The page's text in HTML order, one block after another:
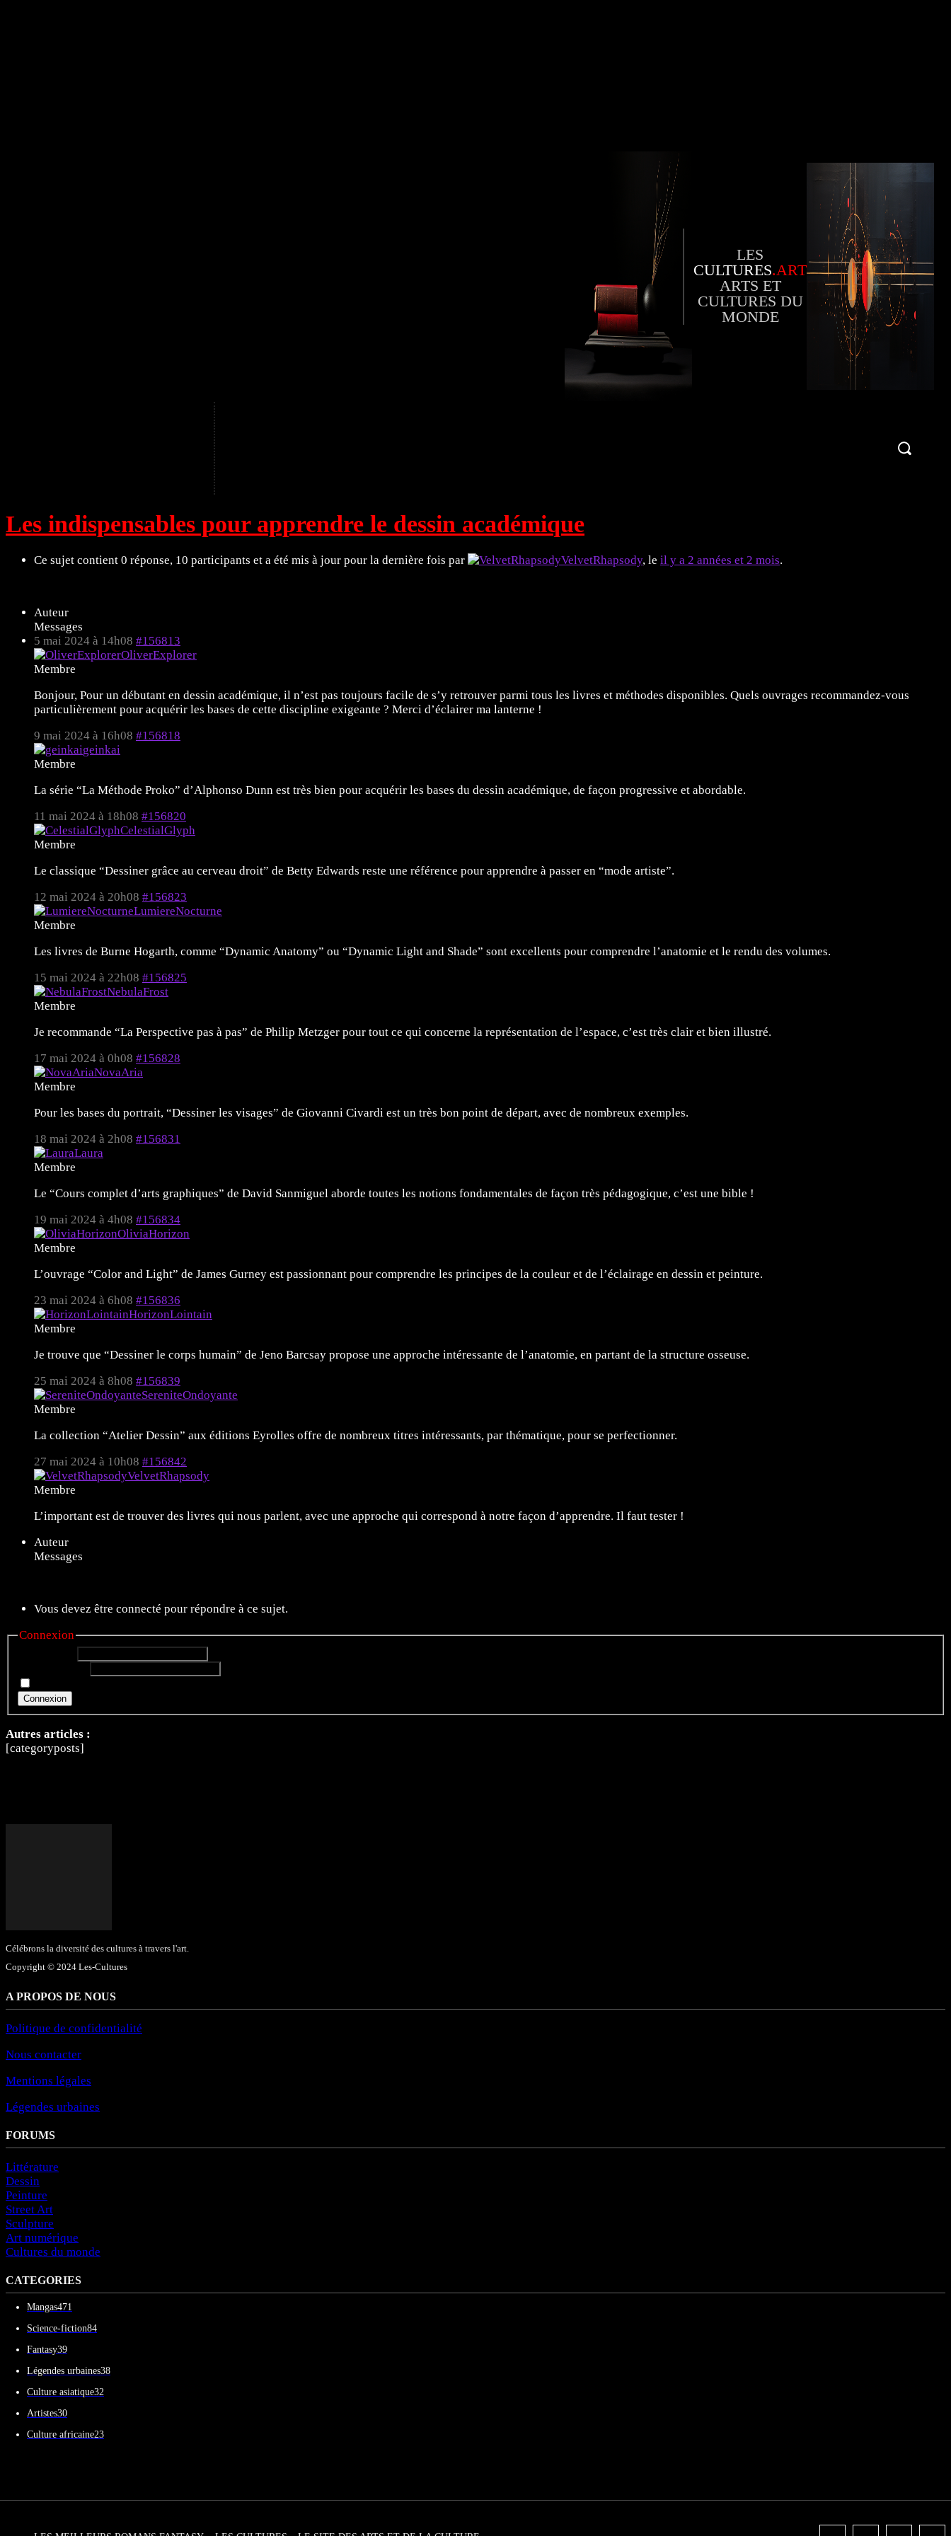
LES
CULTURES.ART
ARTS ET
CULTURES DU
MONDE
Les indispensables pour apprendre le dessin académique
Ce sujet contient 0 réponse, 10 participants et a été mis à jour pour la dernière fois par VelvetRhapsody, le il y a 2 années et 2 mois.
Auteur
Messages
5 mai 2024 à 14h08 #156813
OliverExplorer
Membre
Bonjour, Pour un débutant en dessin académique, il n’est pas toujours facile de s’y retrouver parmi tous les livres et méthodes disponibles. Quels ouvrages recommandez-vous
particulièrement pour acquérir les bases de cette discipline exigeante ? Merci d’éclairer ma lanterne !
9 mai 2024 à 16h08 #156818
geinkai
Membre
La série “La Méthode Proko” d’Alphonso Dunn est très bien pour acquérir les bases du dessin académique, de façon progressive et abordable.
11 mai 2024 à 18h08 #156820
CelestialGlyph
Membre
Le classique “Dessiner grâce au cerveau droit” de Betty Edwards reste une référence pour apprendre à passer en “mode artiste”.
12 mai 2024 à 20h08 #156823
LumiereNocturne
Membre
Les livres de Burne Hogarth, comme “Dynamic Anatomy” ou “Dynamic Light and Shade” sont excellents pour comprendre l’anatomie et le rendu des volumes.
15 mai 2024 à 22h08 #156825
NebulaFrost
Membre
Je recommande “La Perspective pas à pas” de Philip Metzger pour tout ce qui concerne la représentation de l’espace, c’est très clair et bien illustré.
17 mai 2024 à 0h08 #156828
NovaAria
Membre
Pour les bases du portrait, “Dessiner les visages” de Giovanni Civardi est un très bon point de départ, avec de nombreux exemples.
18 mai 2024 à 2h08 #156831
Laura
Membre
Le “Cours complet d’arts graphiques” de David Sanmiguel aborde toutes les notions fondamentales de façon très pédagogique, c’est une bible !
19 mai 2024 à 4h08 #156834
OliviaHorizon
Membre
L’ouvrage “Color and Light” de James Gurney est passionnant pour comprendre les principes de la couleur et de l’éclairage en dessin et peinture.
23 mai 2024 à 6h08 #156836
HorizonLointain
Membre
Je trouve que “Dessiner le corps humain” de Jeno Barcsay propose une approche intéressante de l’anatomie, en partant de la structure osseuse.
25 mai 2024 à 8h08 #156839
SereniteOndoyante
Membre
La collection “Atelier Dessin” aux éditions Eyrolles offre de nombreux titres intéressants, par thématique, pour se perfectionner.
27 mai 2024 à 10h08 #156842
VelvetRhapsody
Membre
L’important est de trouver des livres qui nous parlent, avec une approche qui correspond à notre façon d’apprendre. Il faut tester !
Auteur
Messages
Vous devez être connecté pour répondre à ce sujet.
Connexion
Connexion
Autres articles :
[categoryposts]
Célébrons la diversité des cultures à travers l'art.
Copyright © 2024 Les-Cultures
A PROPOS DE NOUS
Politique de confidentialité
Nous contacter
Mentions légales
Légendes urbaines
FORUMS
Littérature
Dessin
Peinture
Street Art
Sculpture
Art numérique
Cultures du monde
CATEGORIES
Mangas471
Science-fiction84
Fantasy39
Légendes urbaines38
Culture asiatique32
Artistes30
Culture africaine23